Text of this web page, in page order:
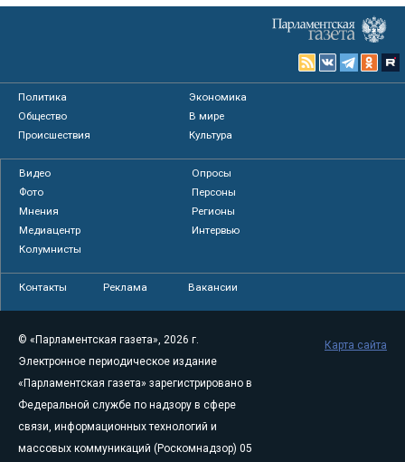
Политика
Экономика
Общество
В мире
Происшествия
Культура
Видео
Опросы
Фото
Персоны
Мнения
Регионы
Медиацентр
Интервью
Колумнисты
Контакты Реклама Вакансии
© «Парламентская газета», 2026 г.
Электронное периодическое издание
«Парламентская газета» зарегистрировано в
Федеральной службе по надзору в сфере
связи, информационных технологий и
массовых коммуникаций (Роскомнадзор) 05
Карта сайта